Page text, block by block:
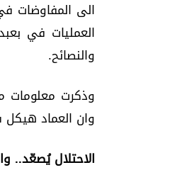
الى المفاوضات
العمليات في
والنصائح.
وذكرت معلومات
وان العماد
الاحتلال يُصعّد..